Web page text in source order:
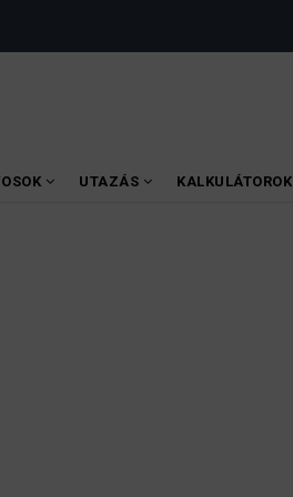
UTAZÁS KALKULÁTOROK